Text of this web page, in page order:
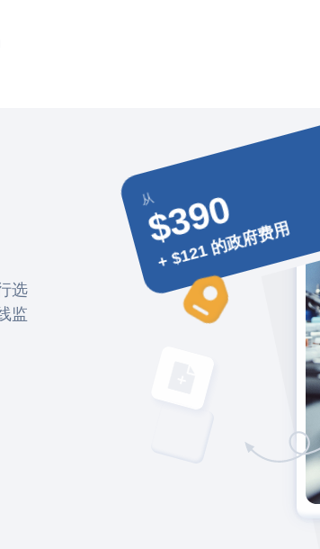
选
监
从
$390
+ $121 的政府费用